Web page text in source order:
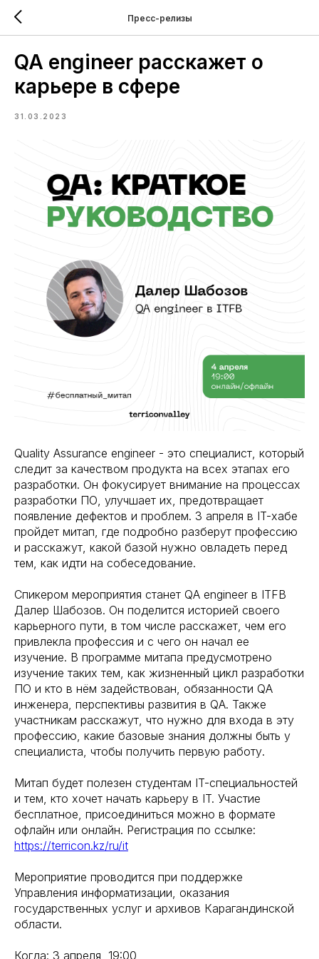
Пресс-релизы
QA engineer расскажет о
карьере в сфере
31.03.2023
Quality Assurance engineer - это специалист, который
следит за качеством продукта на всех этапах его
разработки. Он фокусирует внимание на процессах
разработки ПО, улучшает их, предотвращает
появление дефектов и проблем. 3 апреля в IT-хабе
пройдет митап, где подробно разберут профессию
и расскажут, какой базой нужно овладеть перед
тем, как идти на собеседование.
Спикером мероприятия станет QA engineer в ITFB
Далер Шабозов. Он поделится историей своего
карьерного пути, в том числе расскажет, чем его
привлекла профессия и с чего он начал ее
изучение. В программе митапа предусмотрено
изучение таких тем, как жизненный цикл разработки
ПО и кто в нём задействован, обязанности QA
инженера, перспективы развития в QA. Также
участникам расскажут, что нужно для входа в эту
профессию, какие базовые знания должны быть у
специалиста, чтобы получить первую работу.
Митап будет полезен студентам IT-специальностей
и тем, кто хочет начать карьеру в IT. Участие
бесплатное, присоединиться можно в формате
офлайн или онлайн. Регистрация по ссылке:
https://terricon.kz/ru/it
Мероприятие проводится при поддержке
Управления информатизации, оказания
государственных услуг и архивов Карагандинской
области.
Когда: 3 апреля, 19:00